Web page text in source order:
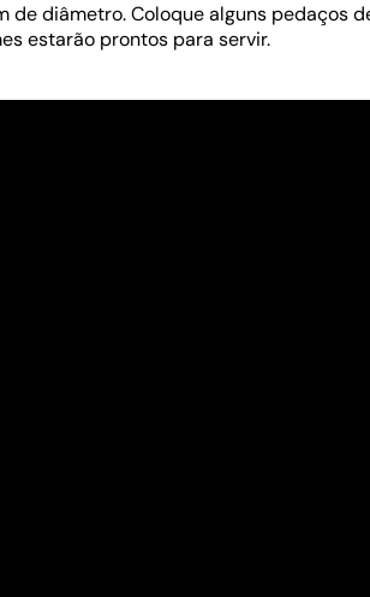
de diâmetro. Coloque alguns pedaços
estarão prontos para servir.